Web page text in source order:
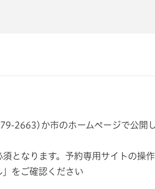
2663)か市のホームページで公開
となります。予約専用サイトの操
をご確認ください